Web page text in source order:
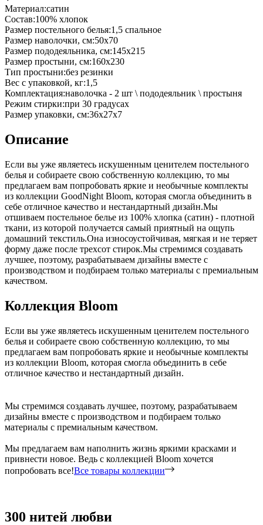
Материал:сатин
Состав:100% хлопок
Размер постельного белья:1,5 спальное
Размер наволочки, см:50х70
Размер пододеяльника, см:145х215
Размер простыни, см:160х230
Тип простыни:без резинки
Вес с упаковкой, кг:1,5
Комплектация:наволочка - 2 шт \ пододеяльник \ простыня
Режим стирки:при 30 градусах
Размер упаковки, см:36х27х7
Описание
Если вы уже являетесь искушенным ценителем постельного
белья и собираете свою собственную коллекцию, то мы
предлагаем вам попробовать яркие и необычные комплекты
из коллекции GoodNight Bloom, которая смогла объединить в
себе отличное качество и нестандартный дизайн.Мы
отшиваем постельное белье из 100% хлопка (сатин) - плотной
ткани, из которой получается самый приятный на ощупь
домашний текстиль.Она износоустойчивая, мягкая и не теряет
форму даже после трехсот стирок.Мы стремимся создавать
лучшее, поэтому, разрабатываем дизайны вместе с
производством и подбираем только материалы с премиальным
качеством.
Коллекция Bloom
Если вы уже являетесь искушенным ценителем постельного
белья и собираете свою собственную коллекцию, то мы
предлагаем вам попробовать яркие и необычные комплекты
из коллекции Bloom, которая смогла объединить в себе
отличное качество и нестандартный дизайн.
Мы стремимся создавать лучшее, поэтому, разрабатываем
дизайны вместе с производством и подбираем только
материалы с премиальным качеством.
Мы предлагаем вам наполнить жизнь яркими красками и
привнести новое. Ведь с коллекцией Bloom хочется
попробовать все!Все товары коллекции
300 нитей любви